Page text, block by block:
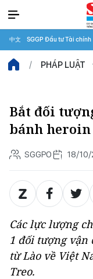
中文 SGGP Đầu tư Tài chính
PHÁP LUẬT
Bắt đối
bánh
SGGPO 18/
Các lực lượng
1 đối tượng vận
từ Lào về Việt
Treo.